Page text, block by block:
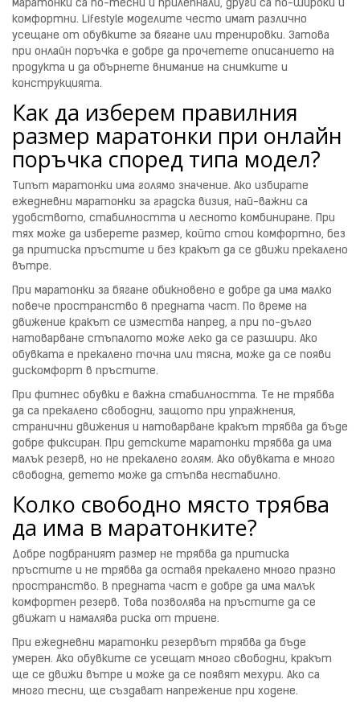
маратонки са по-тесни и прилепнали, други са по-широки и
комфортни. Lifestyle моделите често имат различно
усещане от обувките за бягане или тренировки. Затова
при онлайн поръчка е добре да прочетете описанието на
продукта и да обърнете внимание на снимките и
конструкцията.
Как да изберем правилния
размер маратонки при онлайн
поръчка според типа модел?
Типът маратонки има голямо значение. Ако избирате
ежедневни маратонки за градска визия, най-важни са
удобството, стабилността и лесното комбиниране. При
тях може да изберете размер, който стои комфортно, без
да притиска пръстите и без кракът да се движи прекалено
вътре.
При маратонки за бягане обикновено е добре да има малко
повече пространство в предната част. По време на
движение кракът се измества напред, а при по-дълго
натоварване стъпалото може леко да се разшири. Ако
обувката е прекалено точна или тясна, може да се появи
дискомфорт в пръстите.
При фитнес обувки е важна стабилността. Те не трябва
да са прекалено свободни, защото при упражнения,
странични движения и натоварване кракът трябва да бъде
добре фиксиран. При детските маратонки трябва да има
малък резерв, но не прекалено голям. Ако обувката е много
свободна, детето може да стъпва нестабилно.
Колко свободно място трябва
да има в маратонките?
Добре подбраният размер не трябва да притиска
пръстите и не трябва да оставя прекалено много празно
пространство. В предната част е добре да има малък
комфортен резерв. Това позволява на пръстите да се
движат и намалява риска от триене.
При ежедневни маратонки резервът трябва да бъде
умерен. Ако обувките се усещат много свободни, кракът
ще се движи вътре и може да се появят мехури. Ако са
много тесни, ще създават напрежение при ходене.